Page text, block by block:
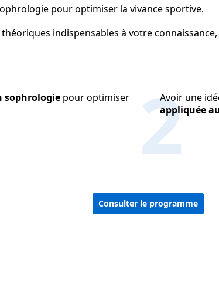
pour optimiser la vivance sportive.
indispensables à votre
sophrologie pour optimiser
2
Avoir une
appliquée
Consulter le programme